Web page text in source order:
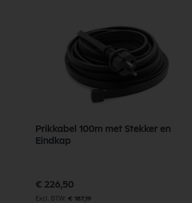
Prikkabel 100m met Stekker en
Eindkap
€ 226,50
€ 187,19